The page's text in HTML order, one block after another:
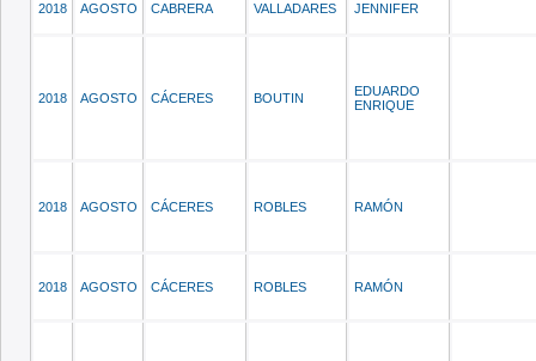
2018 AGOSTO CABRERA VALLADARES JENNIFER
2018 AGOSTO CÁCERES BOUTIN
EDUARDO
ENRIQUE
2018 AGOSTO CÁCERES ROBLES RAMÓN
2018 AGOSTO CÁCERES ROBLES RAMÓN